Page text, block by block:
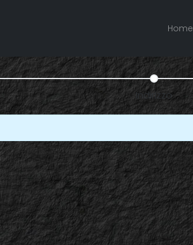
Home
Indirizzo